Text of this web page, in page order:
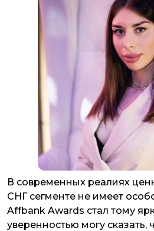
В современных реалиях
СНГ сегменте не имеет
Affbank Awards стал тому
уверенностью могу сказать,